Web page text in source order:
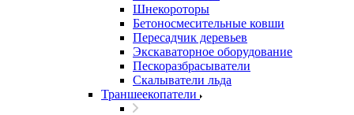
Шнекороторы
Бетоносмесительные ковши
Пересадчик деревьев
Экскаваторное оборудование
Пескоразбрасыватели
Скалыватели льда
Траншеекопатели